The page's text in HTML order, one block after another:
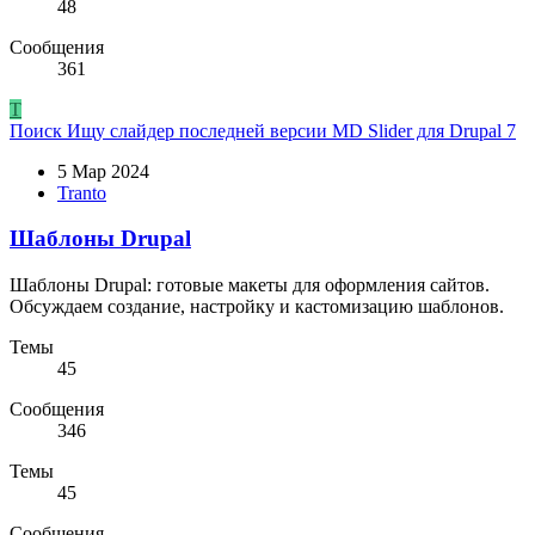
48
Сообщения
361
T
Поиск Ищу слайдер последней версии MD Slider для Drupal 7
5 Мар 2024
Tranto
Шаблоны Drupal
Шаблоны Drupal: готовые макеты для оформления сайтов.
Обсуждаем создание, настройку и кастомизацию шаблонов.
Темы
45
Сообщения
346
Темы
45